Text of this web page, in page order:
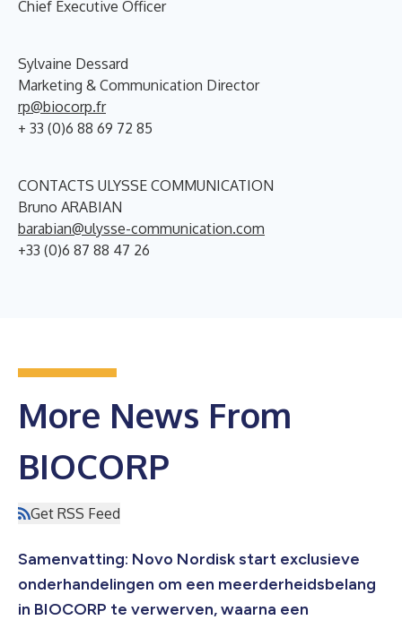
Chief Executive Officer
Sylvaine Dessard
Marketing & Communication Director
rp@biocorp.fr
+ 33 (0)6 88 69 72 85
CONTACTS ULYSSE COMMUNICATION
Bruno ARABIAN
barabian@ulysse-communication.com
+33 (0)6 87 88 47 26
More News From
BIOCORP
Get RSS Feed
Samenvatting: Novo Nordisk start exclusieve
onderhandelingen om een meerderheidsbelang
in BIOCORP te verwerven, waarna een